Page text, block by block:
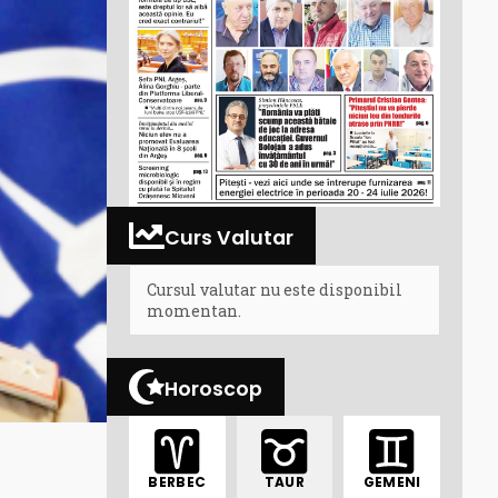
Curs Valutar
Cursul valutar nu este disponibil
momentan.
Horoscop
BERBEC TAUR GEMENI